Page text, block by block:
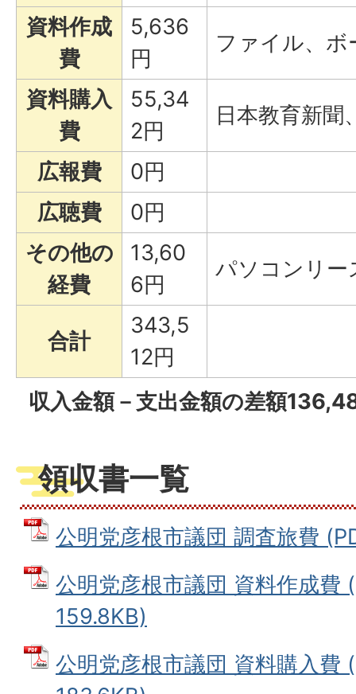
資料作成
費
5,636
円
ファイル、ボ
資料購入
費
55,34
2円
日本教育新聞
広報費
0円
広聴費
0円
その他の
経費
13,60
6円
パソコンリー
合計
343,5
12円
収入金額－支出金額の差額
領収書一覧
公明党彦根市議団 調査旅費
公明党彦根市議団 資料作成費
159.8KB)
公明党彦根市議団 資料購入費